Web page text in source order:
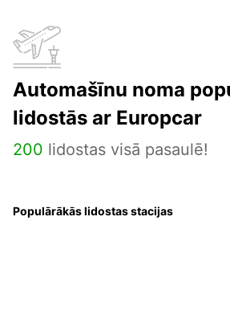
Automašīnu noma
lidostās ar Europcar
200 lidostas visā pasaulē!
Populārākās lidostas stacijas